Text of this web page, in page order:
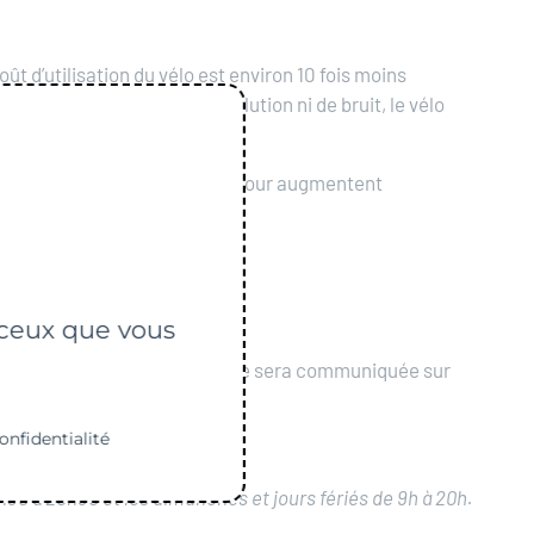
d’utilisation du vélo est environ 10 fois moins
et écologique : pas de pollution ni de bruit, le vélo
à vivre.
: 30 minutes de vélo par jour augmentent
2024 (la nouvelle adresse sera communiquée sur
à 20h30 et les dimanches et jours fériés de 9h à 20h.
que vous